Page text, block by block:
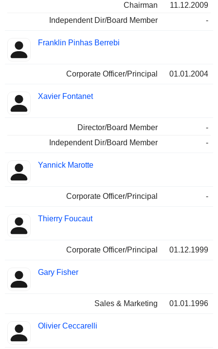
Chairman
11.12.2009
Independent Dir/Board Member
-
Franklin Pinhas Berrebi
Corporate Officer/Principal 01.01.2004
Xavier Fontanet
Director/Board Member
-
Independent Dir/Board Member
-
Yannick Marotte
Corporate Officer/Principal -
Thierry Foucaut
Corporate Officer/Principal 01.12.1999
Gary Fisher
Sales & Marketing 01.01.1996
Olivier Ceccarelli